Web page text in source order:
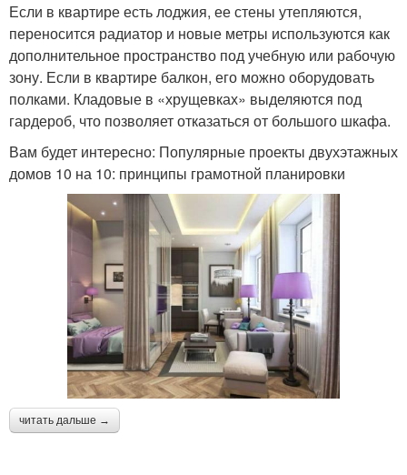
Если в квартире есть лоджия, ее стены утепляются,
переносится радиатор и новые метры используются как
дополнительное пространство под учебную или рабочую
зону. Если в квартире балкон, его можно оборудовать
полками. Кладовые в «хрущевках» выделяются под
гардероб, что позволяет отказаться от большого шкафа.
Вам будет интересно: Популярные проекты двухэтажных
домов 10 на 10: принципы грамотной планировки
читать дальше →